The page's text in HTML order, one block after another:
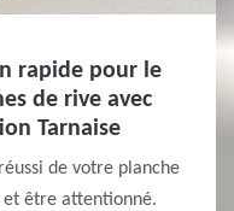
rapide pour le
de rive avec
Tarnaise
de votre planche
être attentionné.